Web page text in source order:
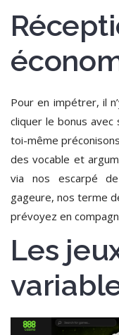
Pour en impétrer, il
cliquer le bonus avec
toi-même
des vocable et
via nos escarpé
gageure, nos terme
prévoyez en
Les